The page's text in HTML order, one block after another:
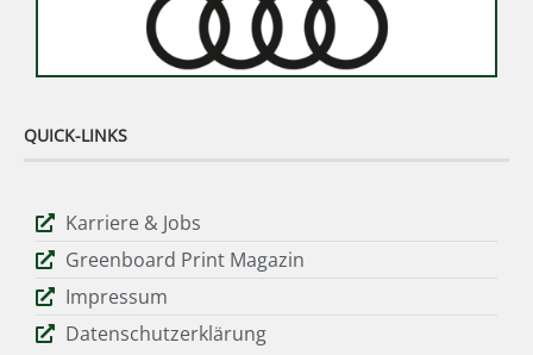
QUICK-LINKS
Karriere & Jobs
Greenboard Print Magazin
Impressum
Datenschutzerklärung